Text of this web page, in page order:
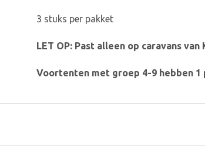
3 stuks per pakket
LET OP: Past alleen op caravans van
Voortenten met groep 4-9 hebben